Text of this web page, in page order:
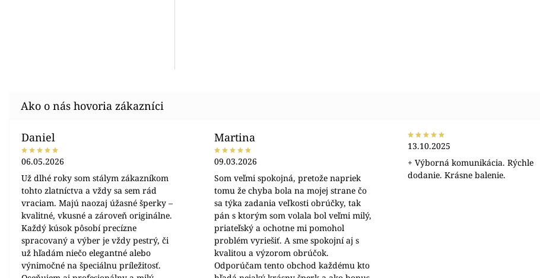
Daniel
06.05.2026
Už dlhé roky som stálym zákazníkom
tohto zlatníctva a vždy sa sem rád
vraciam. Majú naozaj úžasné šperky –
kvalitné, vkusné a zároveň originálne.
Každý kúsok pôsobí precízne
spracovaný a výber je vždy pestrý, či
už hľadám niečo elegantné alebo
výnimočné na špeciálnu príležitosť.
Martina
09.03.2026
Som veľmi spokojná, pretože napriek
tomu že chyba bola na mojej strane čo
sa týka zadania veľkosti obrúčky, tak
pán s ktorým som volala bol veľmi milý,
priateľský a ochotne mi pomohol
problém vyriešiť. A sme spokojní aj s
kvalitou a výzorom obrúčok.
Odporúčam tento obchod každému kto
13.10.2025
+ Výborná komunikácia. Rýchle
dodanie. Krásne balenie.